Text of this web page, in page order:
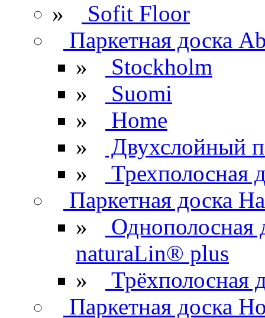
»
Sofit Floor
Паркетная доска
»
Stockholm
»
Suomi
»
Home
»
Двухслойный
»
Трехполосная
Паркетная доска
»
Однополосная
naturaLin® plus
»
Трёхполосная
Паркетная доска